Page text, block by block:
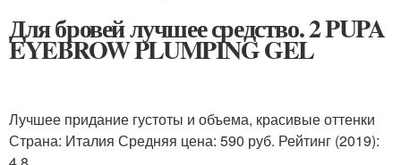
Для бровей лучшее средство. 2 PUPA
EYEBROW PLUMPING GEL
Лучшее придание густоты и объема, красивые оттенки
Страна: Италия Средняя цена: 590 руб. Рейтинг (2019):